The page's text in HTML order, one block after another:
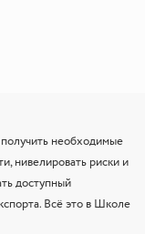
необходимые
нивелировать риски и
доступный
Всё это в Школе